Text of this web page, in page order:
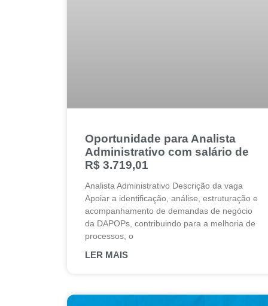
Oportunidade para Analista
Administrativo com salário de
R$ 3.719,01
Analista Administrativo Descrição da vaga
Apoiar a identificação, análise, estruturação e
acompanhamento de demandas de negócio
da DAPOPs, contribuindo para a melhoria de
processos, o
LER MAIS